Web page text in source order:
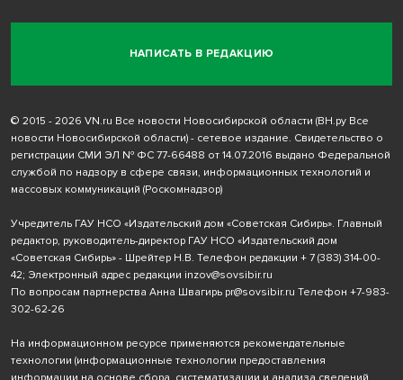
НАПИСАТЬ В РЕДАКЦИЮ
© 2015 - 2026 VN.ru Все новости Новосибирской области (ВН.ру Все
новости Новосибирской области) - сетевое издание. Свидетельство о
регистрации СМИ ЭЛ № ФС 77-66488 от 14.07.2016 выдано Федеральной
службой по надзору в сфере связи, информационных технологий и
массовых коммуникаций (Роскомнадзор)
Учредитель ГАУ НСО «Издательский дом «Советская Сибирь». Главный
редактор, руководитель-директор ГАУ НСО «Издательский дом
«Советская Сибирь» - Шрейтер Н.В. Телефон редакции + 7 (383) 314-00-
42; Электронный адрес редакции inzov@sovsibir.ru
По вопросам партнерства Анна Швагирь pr@sovsibir.ru Телефон +7-983-
302-62-26
На информационном ресурсе применяются рекомендательные
технологии (информационные технологии предоставления